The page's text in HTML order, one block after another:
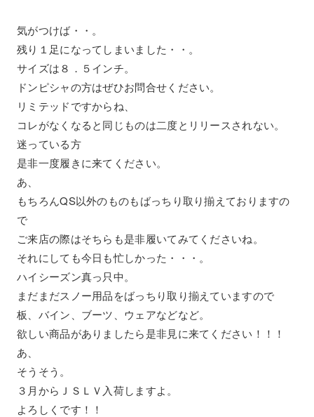
気がつけば・・。
残り１足になってしまいました・・。
サイズは８．５インチ。
ドンピシャの方はぜひお問合せください。
リミテッドですからね、
コレがなくなると同じものは二度とリリースされない。
迷っている方
是非一度履きに来てください。
あ、
もちろんQS以外のものもばっちり取り揃えておりますの
で
ご来店の際はそちらも是非履いてみてくださいね。
それにしても今日も忙しかった・・・。
ハイシーズン真っ只中。
まだまだスノー用品をばっちり取り揃えていますので
板、バイン、ブーツ、ウェアなどなど。
欲しい商品がありましたら是非見に来てください！！！
あ、
そうそう。
３月からＪＳＬＶ入荷しますよ。
よろしくです！！